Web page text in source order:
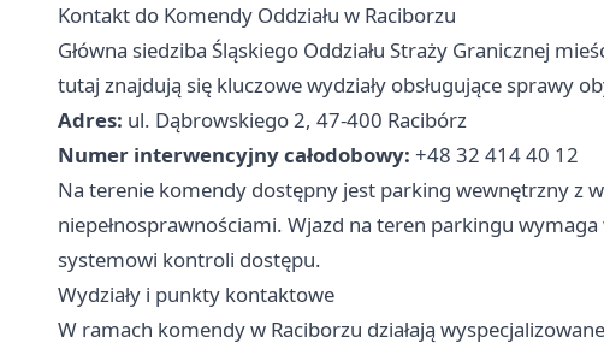
Kontakt do Komendy Oddziału w Raciborzu
Główna siedziba Śląskiego Oddziału Straży Granicznej
tutaj znajdują się kluczowe wydziały obsługujące sprawy
Adres: ul. Dąbrowskiego 2, 47-400 Racibórz
Numer interwencyjny całodobowy: +48 32 414 40 12
Na terenie komendy dostępny jest parking wewnętrzny z
niepełnosprawnościami. Wjazd na teren parkingu
systemowi kontroli dostępu.
Wydziały i punkty kontaktowe
W ramach komendy w Raciborzu działają